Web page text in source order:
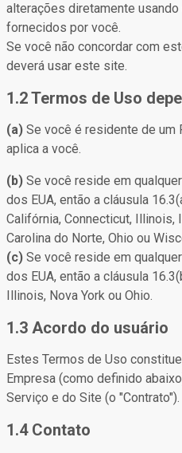
alterações diretamente
fornecidos por você.
Se você não concordar com
deverá usar este site.
1.2 Termos de Uso
(a) Se você é residente de um
aplica a você.
(b) Se você reside em
dos EUA, então a cláusula
Califórnia, Connecticut, Illinois,
Carolina do Norte, Ohio ou
(c) Se você reside em
dos EUA, então a cláusula
Illinois, Nova York ou Ohio.
1.3 Acordo do usuário
Estes Termos de Uso
Empresa (como definido
Serviço e do Site (o "Contrato").
1.4 Contato